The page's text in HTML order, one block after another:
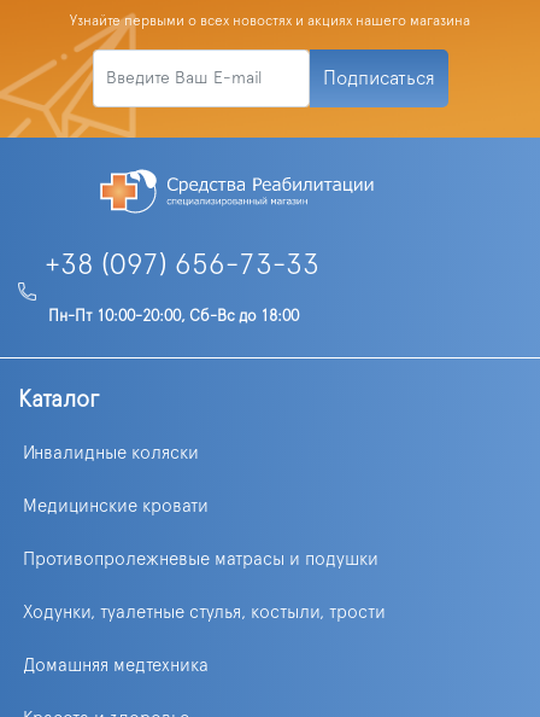
Узнайте первыми о всех новостях и акциях нашего магазина
Подписаться
+38 (097) 656-73-33
Пн-Пт 10:00-20:00, Сб-Вс до 18:00
Каталог
Инвалидные коляски
Медицинские кровати
Противопролежневые матрасы и подушки
Ходунки, туалетные стулья, костыли, трости
Домашняя медтехника